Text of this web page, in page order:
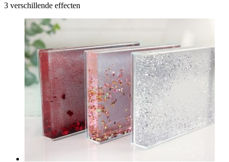
3 verschillende effecten